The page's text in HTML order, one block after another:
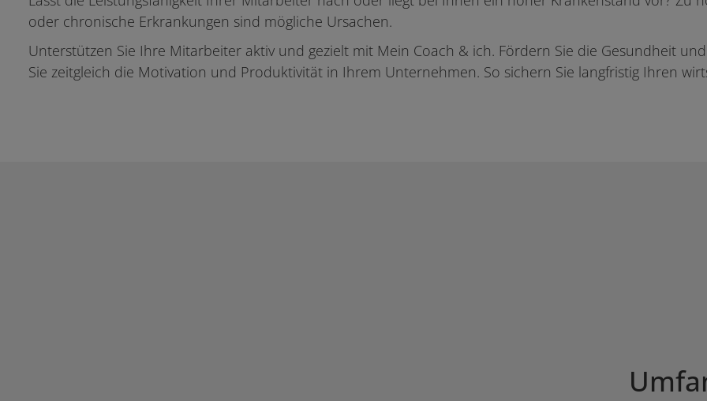
oder chronische Erkrankungen sind mögliche Ursachen.
Unterstützen Sie Ihre Mitarbeiter aktiv und gezielt mit Mein Coach & ich. Fördern Sie die Gesundheit
Sie zeitgleich die Motivation und Produktivität in Ihrem Unternehmen. So sichern Sie langfristig Ihren